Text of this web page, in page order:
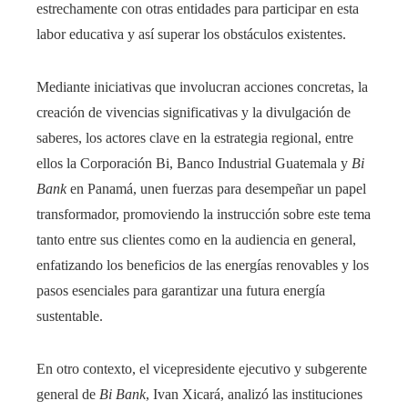
estrechamente con otras entidades para participar en esta
labor educativa y así superar los obstáculos existentes.
Mediante iniciativas que involucran acciones concretas, la
creación de vivencias significativas y la divulgación de
saberes, los actores clave en la estrategia regional, entre
ellos la Corporación Bi, Banco Industrial Guatemala y Bi
Banken Panamá, unen fuerzas para desempeñar un papel
transformador, promoviendo la instrucción sobre este tema
tanto entre sus clientes como en la audiencia en general,
enfatizando los beneficios de las energías renovables y los
pasos esenciales para garantizar una futura energía
sustentable.
En otro contexto, el vicepresidente ejecutivo y subgerente
general de Bi Bank, Ivan Xicará, analizó las instituciones